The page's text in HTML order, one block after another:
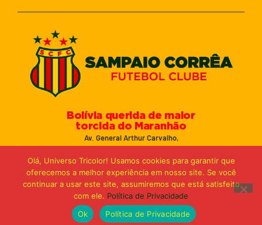
Bolívia querida de maior
torcida do Maranhão
Av. General Arthur Carvalho,
Email: marketing@sampaiocorreafc.com.br
© 2021 • Sampaio Corrêa Futebol Clube
Web Design: MP Marketing, Promo e Digital
Olá, Universo Tricolor! Usamos cookies para garantir que
oferecemos a melhor experiência em nosso site. Se você
continuar a usar este site, assumiremos que está satisfeito
com ele. Política de Privacidade
Ok
Política de Privacidade